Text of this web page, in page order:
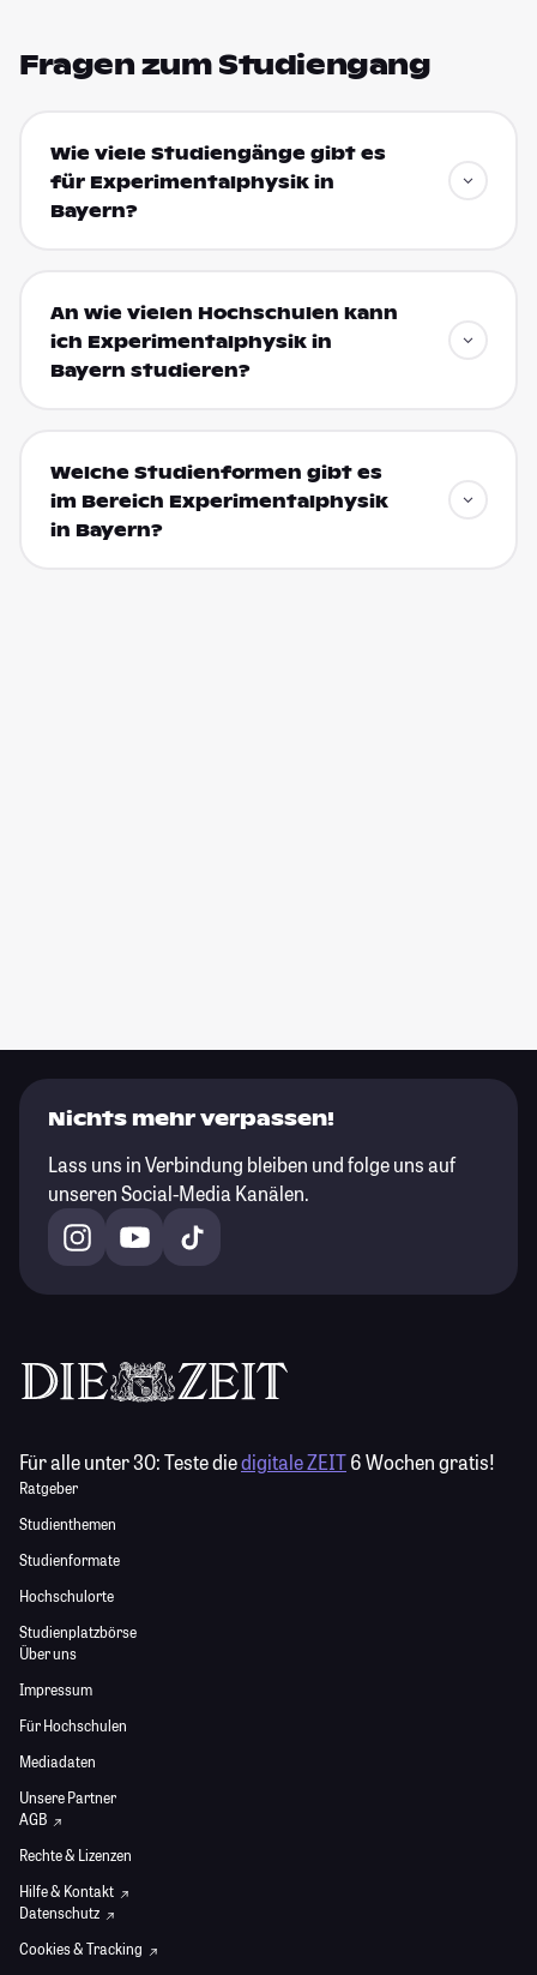
Fragen zum Studiengang
Wie viele Studiengänge gibt es
für Experimentalphysik in
Bayern?
An wie vielen Hochschulen kann
ich Experimentalphysik in
Bayern studieren?
Welche Studienformen gibt es
im Bereich Experimentalphysik
in Bayern?
Nichts mehr verpassen!
Lass uns in Verbindung bleiben und folge uns auf
unseren Social-Media Kanälen.
Für alle unter 30:Teste diedigitale ZEIT6 Wochen gratis!
Ratgeber
Studienthemen
Studienformate
Hochschulorte
Studienplatzbörse
Über uns
Impressum
Für Hochschulen
Mediadaten
Unsere Partner
AGB
Rechte & Lizenzen
Hilfe & Kontakt
Datenschutz
Cookies & Tracking